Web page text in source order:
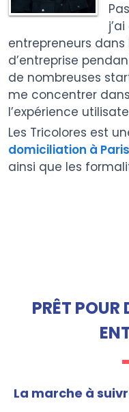
entrepreneurs
d’entreprise
de nombreuses
me concentrer
l’expérience
Les Tricolores est
domiciliation à Paris
ainsi que les
PRÊT POUR
La marche à